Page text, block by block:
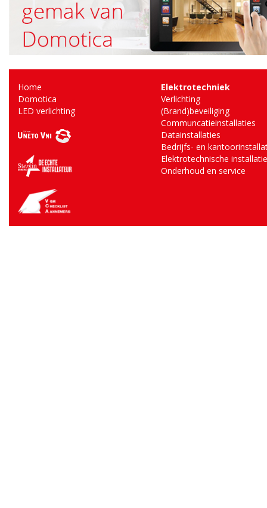
Home
Domotica
LED verlichting
Elektrotechniek
Verlichting
(Brand)beveiliging
Communcatieinstallaties
Datainstallaties
Bedrijfs- en
Elektrotechnische
Onderhoud en service